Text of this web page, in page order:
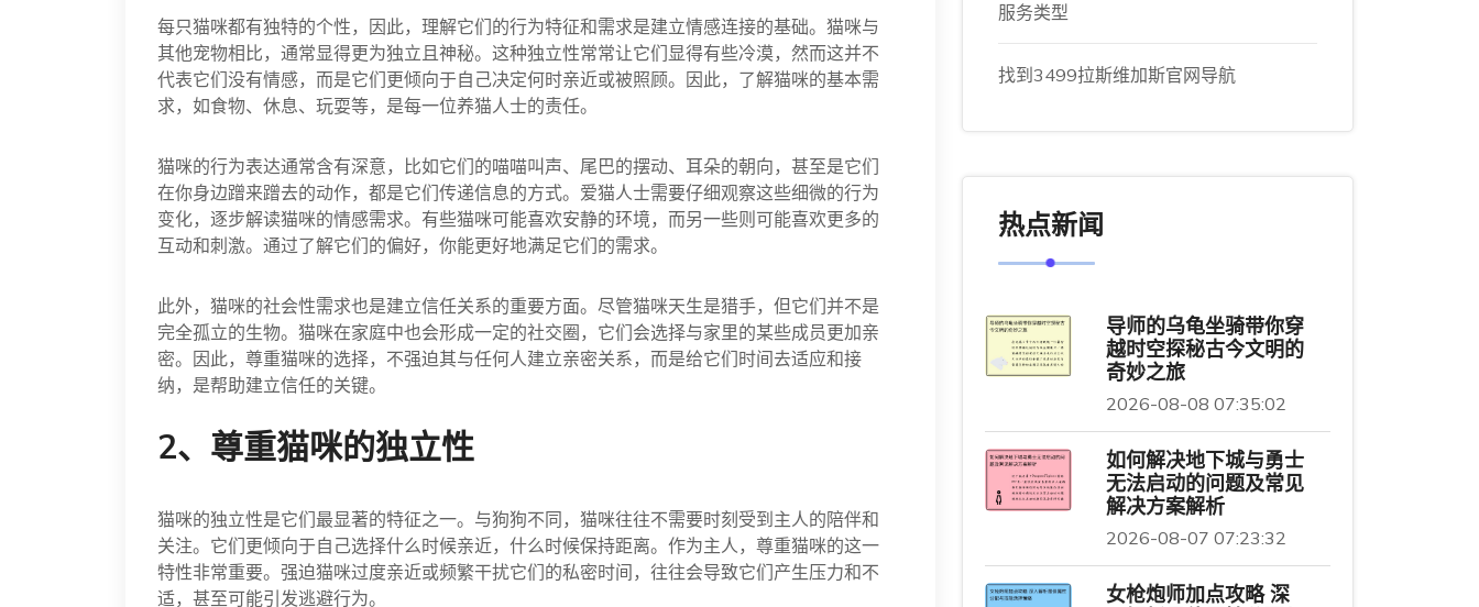
每只猫咪都有独特的个性，因此，理解它们的行为特征和需求是建立情感连接的基础。猫咪与
其他宠物相比，通常显得更为独立且神秘。这种独立性常常让它们显得有些冷漠，然而这并不
代表它们没有情感，而是它们更倾向于自己决定何时亲近或被照顾。因此，了解猫咪的基本需
求，如食物、休息、玩耍等，是每一位养猫人士的责任。
猫咪的行为表达通常含有深意，比如它们的喵喵叫声、尾巴的摆动、耳朵的朝向，甚至是它们
在你身边蹭来蹭去的动作，都是它们传递信息的方式。爱猫人士需要仔细观察这些细微的行为
变化，逐步解读猫咪的情感需求。有些猫咪可能喜欢安静的环境，而另一些则可能喜欢更多的
互动和刺激。通过了解它们的偏好，你能更好地满足它们的需求。
此外，猫咪的社会性需求也是建立信任关系的重要方面。尽管猫咪天生是猎手，但它们并不是
完全孤立的生物。猫咪在家庭中也会形成一定的社交圈，它们会选择与家里的某些成员更加亲
密。因此，尊重猫咪的选择，不强迫其与任何人建立亲密关系，而是给它们时间去适应和接
纳，是帮助建立信任的关键。
2、尊重猫咪的独立性
猫咪的独立性是它们最显著的特征之一。与狗狗不同，猫咪往往不需要时刻受到主人的陪伴和
关注。它们更倾向于自己选择什么时候亲近，什么时候保持距离。作为主人，尊重猫咪的这一
特性非常重要。强迫猫咪过度亲近或频繁干扰它们的私密时间，往往会导致它们产生压力和不
适，甚至可能引发逃避行为。
服务类型
找到3499拉斯维加斯官网导航
热点新闻
导师的乌龟坐骑带你穿
越时空探秘古今文明的
奇妙之旅
2026-08-08 07:35:02
如何解决地下城与勇士
无法启动的问题及常见
解决方案解析
2026-08-07 07:23:32
女枪炮师加点攻略 深